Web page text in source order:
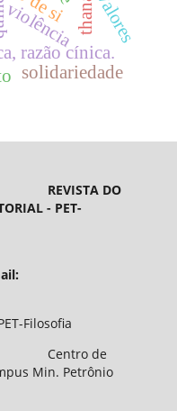
violência
razão cínica.
solidariedade
valores
REVISTA DO
- PET-
Filosofia
de
Min. Petrônio